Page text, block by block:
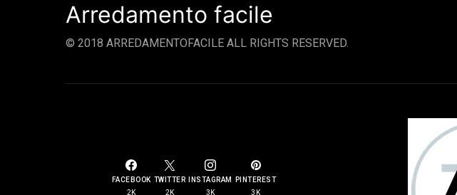
Arredamento facile
© 2018 ARREDAMENTOFACILE ALL RIGHTS RESERVED.
FACEBOOK
2K
TWITTER
2K
INSTAGRAM
3K
PINTEREST
3K